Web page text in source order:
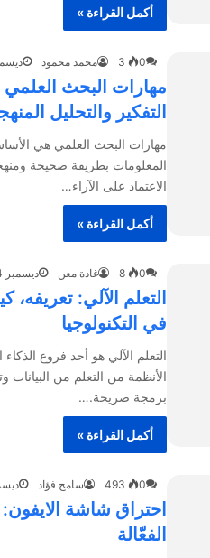
أكمل القراءة »
محمد محمود ديسمبر 27, 0
مهارات البحث العلمي
التفكير والتحليل
مهارات البحث العلمي هي
المعلومات بطريقة صحيحة
الاعتماد على الآراء…
أكمل القراءة »
غادة معن ديسمبر 24, 2025 0
التعلم الآلي: تعريفه،
في التكنولوجيا
التعلم الآلي هو أحد فروع
الأنظمة من التعلم من البيانات
برمجة صريحة.…
أكمل القراءة »
سامح فؤاد ديسمبر 0
احتراق شاشة
الفعّالة